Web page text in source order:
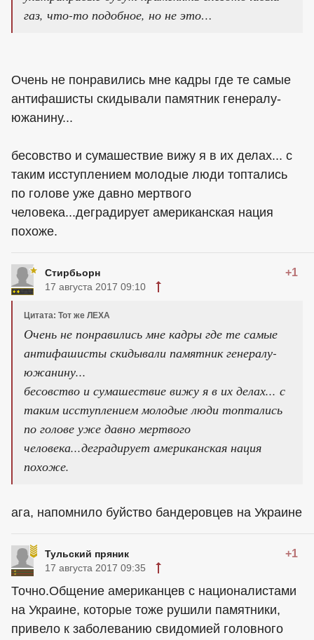
газ, что-то подобное, но не это…
Очень не понравились мне кадры где те самые
антифашисты скидывали памятник генералу-
южанину...
бесовство и сумашествие вижу я в их делах... с
таким исступлением молодые люди топтались
по голове уже давно мертвого
человека...деградирует американская нация
похоже.
Стирбьорн +1
17 августа 2017 09:10
Цитата: Тот же ЛЕХА
Очень не понравились мне кадры где те самые
антифашисты скидывали памятник генералу-
южанину...
бесовство и сумашествие вижу я в их делах... с
таким исступлением молодые люди топтались
по голове уже давно мертвого
человека...деградирует американская нация
похоже.
ага, напомнило буйство бандеровцев на Украине
Тульский пряник +1
17 августа 2017 09:35
Точно.Общение американцев с националистами
на Украине, которые тоже рушили памятники,
привело к заболеванию свидомией головного